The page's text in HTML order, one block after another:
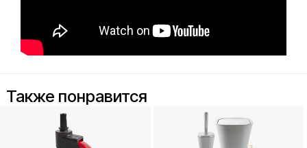
Также понравится